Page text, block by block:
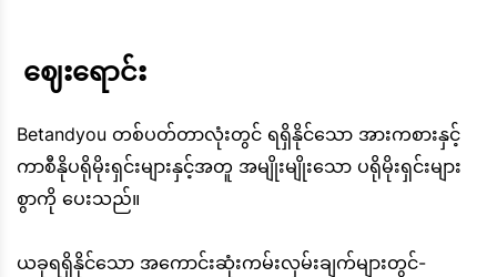
ဈေးရောင်း
Betandyou တစ်ပတ်တာလုံးတွင် ရရှိနိုင်သော အားကစားနှင့်
ကာစီနိုပရိုမိုးရှင်းများနှင့်အတူ အမျိုးမျိုးသော ပရိုမိုးရှင်းများ
စွာကို ပေးသည်။
ယခုရရှိနိုင်သော အကောင်းဆုံးကမ်းလှမ်းချက်များတွင်-